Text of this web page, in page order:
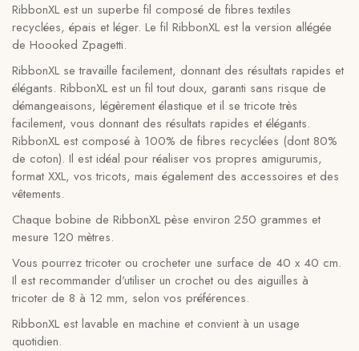
RibbonXL est un superbe fil composé de fibres textiles
recyclées, épais et léger. Le fil RibbonXL est la version allégée
de Hoooked Zpagetti.
RibbonXL se travaille facilement, donnant des résultats rapides et
élégants. RibbonXL est un fil tout doux, garanti sans risque de
démangeaisons, légèrement élastique et il se tricote très
facilement, vous donnant des résultats rapides et élégants.
RibbonXL est composé à 100% de fibres recyclées (dont 80%
de coton). Il est idéal pour réaliser vos propres amigurumis,
format XXL, vos tricots, mais également des accessoires et des
vêtements.
Chaque bobine de RibbonXL pèse environ 250 grammes et
mesure 120 mètres.
Vous pourrez tricoter ou crocheter une surface de 40 x 40 cm.
Il est recommander d’utiliser un crochet ou des aiguilles à
tricoter de 8 à 12 mm, selon vos préférences.
RibbonXL est lavable en machine et convient à un usage
quotidien.